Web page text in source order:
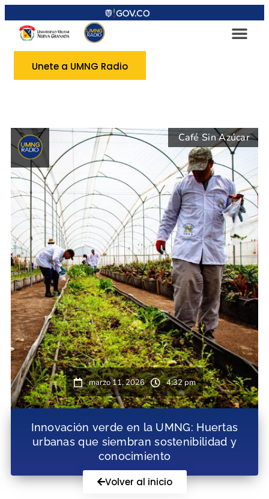
Unete a UMNG Radio
Café Sin Azúcar
marzo 11, 2026 4:32 pm
Innovación verde en la UMNG: Huertas
urbanas que siembran sostenibilidad y
conocimiento
Volver al inicio